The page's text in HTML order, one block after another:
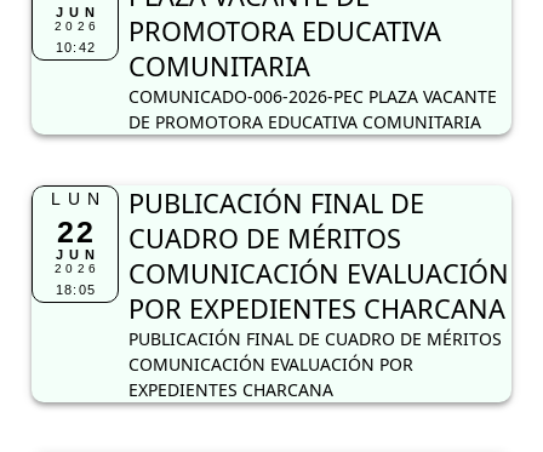
JUN
2026
10:42
PROMOTORA EDUCATIVA
COMUNITARIA
COMUNICADO-006-2026-PEC PLAZA VACANTE
DE PROMOTORA EDUCATIVA COMUNITARIA
LUN
22
JUN
2026
18:05
PUBLICACIÓN FINAL DE
CUADRO DE MÉRITOS
COMUNICACIÓN EVALUACIÓN
POR EXPEDIENTES CHARCANA
PUBLICACIÓN FINAL DE CUADRO DE MÉRITOS
COMUNICACIÓN EVALUACIÓN POR
EXPEDIENTES CHARCANA